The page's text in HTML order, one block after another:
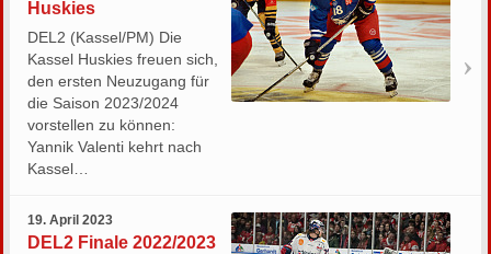
Huskies
DEL2 (Kassel/PM) Die
Kassel Huskies freuen sich,
den ersten Neuzugang für
die Saison 2023/2024
vorstellen zu können:
Yannik Valenti kehrt nach
Kassel…
19. April 2023
DEL2 Finale 2022/2023